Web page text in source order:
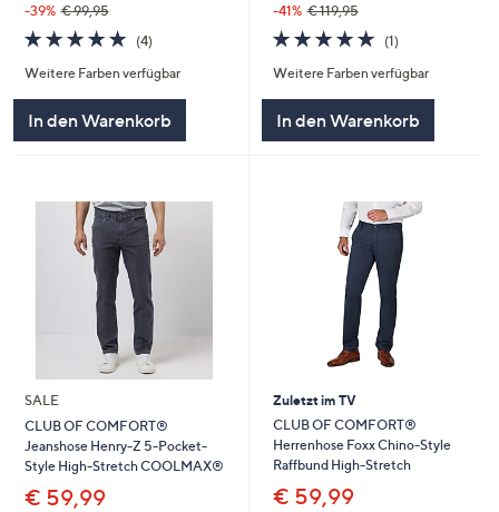
-39% € 99,95
5.0
von
5
(4)
Weitere Farben verfügbar
In den Warenkorb
-41% € 119,95
5.0
von
5
(1)1
Weitere Farben verfügbar
In den Warenkorb
SALE
CLUB OF COMFORT®
Jeanshose Henry-Z 5-Pocket-
Style High-Stretch COOLMAX®
€ 59,99
Zuletzt im TV
CLUB OF COMFORT®
Herrenhose Foxx Chino-Style
Raffbund High-Stretch
€ 59,99